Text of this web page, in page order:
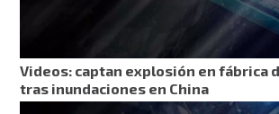
Videos: captan explosión en fábrica
tras inundaciones en China